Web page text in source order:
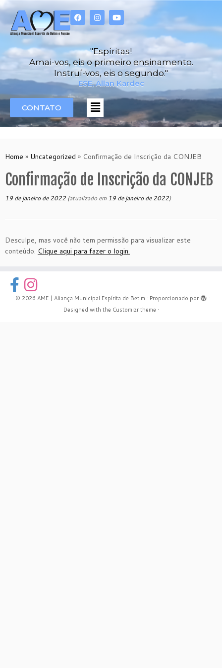
"Espíritas!
Amai-vos, eis o primeiro ensinamento.
Instruí-vos, eis o segundo."
ESE, Allan Kardec
CONTATO
Home » Uncategorized » Confirmação de Inscrição da CONJEB
Confirmação de Inscrição da CONJEB
19 de janeiro de 2022 (atualizado em 19 de janeiro de 2022)
Desculpe, mas você não tem permissão para visualizar este
conteúdo. Clique aqui para fazer o login.
· © 2026 AME | Aliança Municipal Espírita de Betim · Proporcionado por
·
Designed with the Customizr theme ·